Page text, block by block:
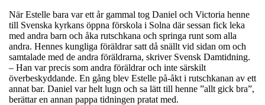
När Estelle bara var ett år gammal tog Daniel och Victoria henne
till Svenska kyrkans öppna förskola i Solna där sessan fick leka
med andra barn och åka rutschkana och springa runt som alla
andra. Hennes kungliga föräldrar satt då snällt vid sidan om och
samtalade med de andra föräldrarna, skriver Svensk Damtidning.
– Han var precis som andra föräldrar och inte särskilt
överbeskyddande. En gång blev Estelle på-åkt i rutschkanan av ett
annat bar. Daniel var helt lugn och sa lätt till henne ”allt gick bra”,
berättar en annan pappa tidningen pratat med.